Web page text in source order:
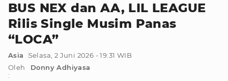
BUS NEX dan AA, LIL LEAGUE
Rilis Single Musim Panas
“LOCA”
Asia
Selasa, 2 Juni 2026 - 19:31 WIB
Oleh
:
Donny Adhiyasa